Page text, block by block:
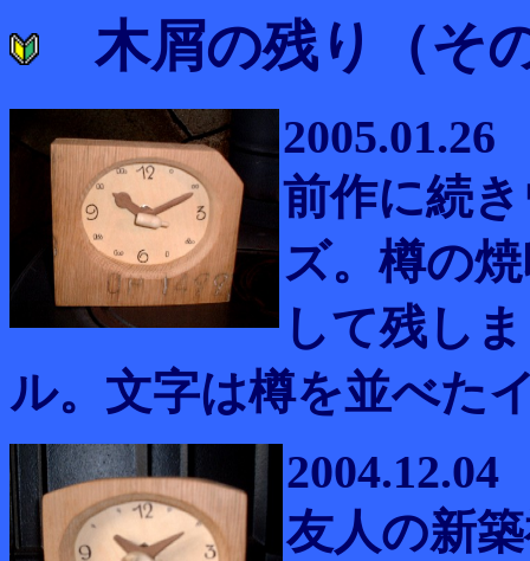
木屑の残り（そ
2005.01.26
前作に続
ズ。樽の
して残し
ル。文字は樽を並べた
2004.12.04
友人の新